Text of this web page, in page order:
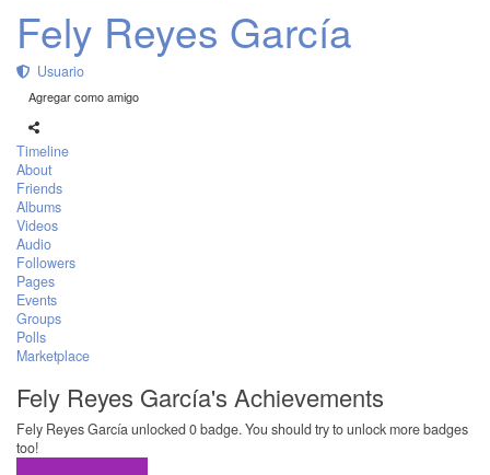
Fely Reyes García
Usuario
Agregar como amigo
Timeline
About
Friends
Albums
Videos
Audio
Followers
Pages
Events
Groups
Polls
Marketplace
Fely Reyes García's Achievements
Fely Reyes García unlocked 0 badge. You should try to unlock more badges
too!